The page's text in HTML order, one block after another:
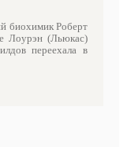
биохимик Роберт
Лоурэн (Льюкас)
переехала в